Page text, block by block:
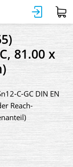
81.00 x
C-GC DIN EN
Reach-